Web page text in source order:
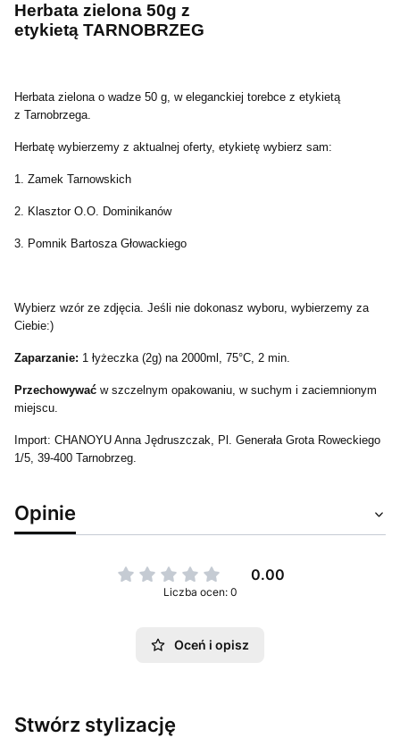
Herbata zielona 50g z
etykietą TARNOBRZEG
Herbata zielona o wadze 50 g, w eleganckiej torebce z etykietą
z Tarnobrzega.
Herbatę wybierzemy z aktualnej oferty, etykietę wybierz sam:
1. Zamek Tarnowskich
2. Klasztor O.O. Dominikanów
3. Pomnik Bartosza Głowackiego
Wybierz wzór ze zdjęcia. Jeśli nie dokonasz wyboru, wybierzemy za
Ciebie:)
Zaparzanie: 1 łyżeczka (2g) na 2000ml, 75°C, 2 min.
Przechowywać w szczelnym opakowaniu, w suchym i zaciemnionym
miejscu.
Import: CHANOYU Anna Jędruszczak, Pl. Generała Grota Roweckiego
1/5, 39-400 Tarnobrzeg.
Opinie
0.00
Liczba ocen: 0
Oceń i opisz
Stwórz stylizację